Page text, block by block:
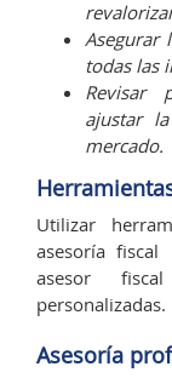
Asegurar
todas las
Revisar
ajustar
mercado.
Utilizar
asesoría
asesor
personalizadas.
Asesoría